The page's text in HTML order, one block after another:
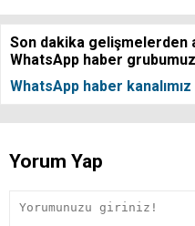
Son dakika gelişmelerden
WhatsApp haber
WhatsApp haber kanalımız
Yorum Yap